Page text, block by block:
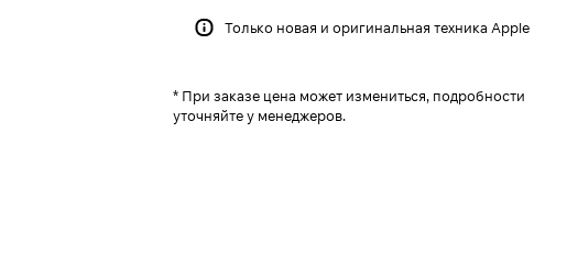
Только новая и оригинальная техника Apple
* При заказе цена может измениться, подробности
уточняйте у менеджеров.